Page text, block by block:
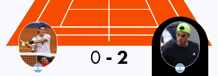
Argentina
0 - 2